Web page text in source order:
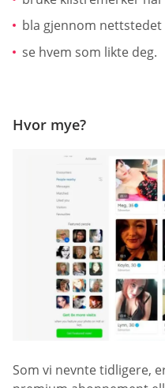
bla gjennom
se hvem som likte deg.
Hvor mye?
Som vi nevnte tidligere,